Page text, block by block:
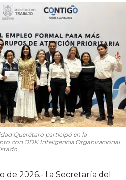
Querétaro participó en la
con ODK Inteligencia Organizacional
de 2026.- La Secretaría del